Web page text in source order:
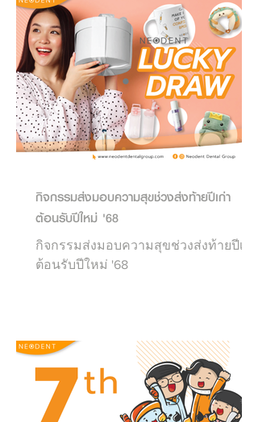
กิจกรรมส่งมอบความสุขช่วงส่งท้ายปีเก่า
ต้อนรับปีใหม่ '68
กิจกรรมส่งมอบความสุขช่วงส่งท้ายปีเก่า
ต้อนรับปีใหม่ '68